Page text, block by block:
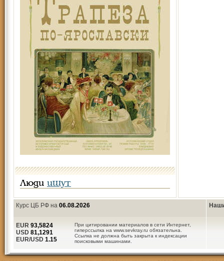
Люди ищут
Курс ЦБ РФ на 06.08.2026
При цитировании материалов в сети Интернет,
гиперссылка на www.sevkray.ru обязательна.
Ссылка не должна быть закрыта к индексации
поисковыми машинами.
EUR 93,5824
USD 81,1291
EUR/USD 1.15